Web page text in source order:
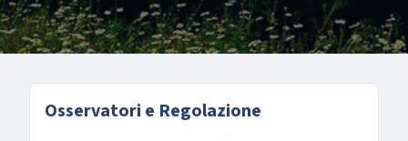
Osservatori e Regolazione